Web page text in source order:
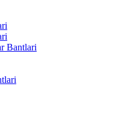
Bantlari